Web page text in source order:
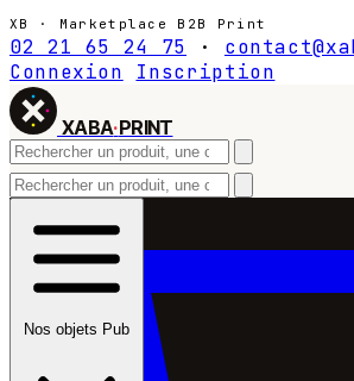
XB · Marketplace B2B Print
02 21 65 24 75 ·
Connexion
Inscription
XABA·PRINT
Nos objets Pub